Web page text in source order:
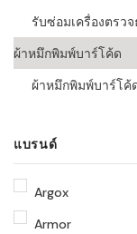
รับซ่อมเครื่องตรว
ผ้าหมึกพิมพ์บาร์โค้ด
ผ้าหมึกพิมพ์บาร์โ
แบรนด์
Argox
Armor